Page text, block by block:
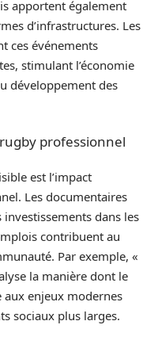
apportent également
d’infrastructures. Les
ces événements
stimulant l’économie
développement des
professionnel
est l’impact
Les documentaires
dans les
contribuent au
Par exemple, «
la manière dont le
aux enjeux modernes
sociaux plus larges.